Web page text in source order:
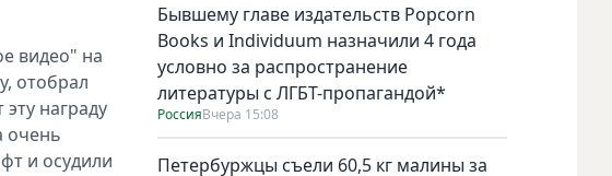
видео" на
отобрал
награду
очень
и осудили
Бывшему главе издательств Popcorn
Books и Individuum назначили 4 года
условно за распространение
литературы с ЛГБТ-пропагандой*
РоссияВчера 15:08
Петербуржцы съели 60,5 кг малины за